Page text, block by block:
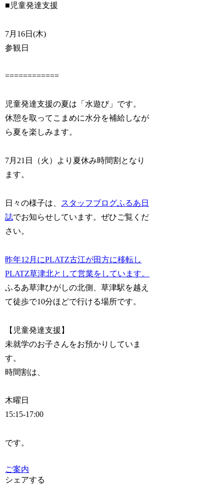
■児童発達支援
7月16日(木)
参観日
============
児童発達支援の夏は「水遊び」です。
休憩を取ってこまめに水分を補給しなが
ら夏を楽しみます。
7月21日（火）より夏休み時間割となり
ます。
日々の様子は、
スタッフブログふるあ日
誌でお知らせしています。ぜひご覧くだ
さい。
昨年12月にPLATZ古江が田方に移転し
PLATZ草津北として営業をしています。
ふるあ草津ひがしの北側、草津駅を越え
て徒歩で10分ほどで行ける場所です。
【児童発達支援】
未就学のお子さんをお預かりしていま
す。
時間割は、
木曜日
15:15-17:00
です。
ご案内
シェアする